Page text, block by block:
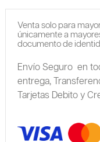
Venta solo para
únicamente a
documento de
Envío Seguro en
entrega,
Tarjetas Debito y